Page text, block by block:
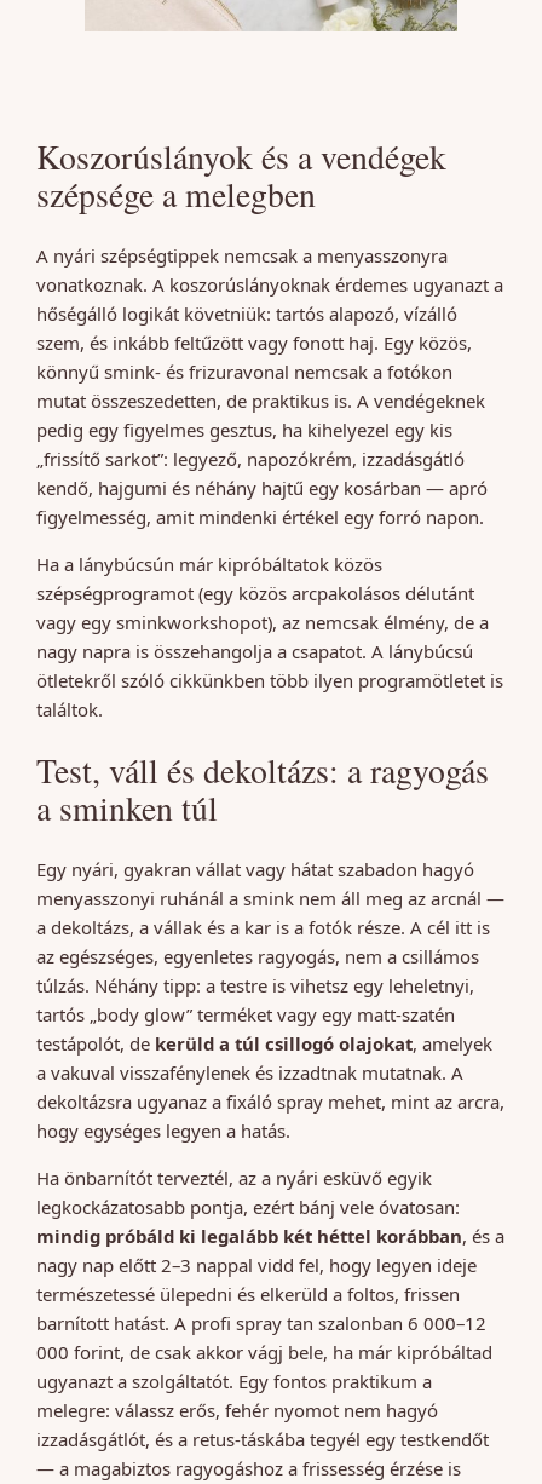
Koszorúslányok és a vendégek
szépsége a melegben
A nyári szépségtippek nemcsak a menyasszonyra
vonatkoznak. A koszorúslányoknak érdemes ugyanazt a
hőségálló logikát követniük: tartós alapozó, vízálló
szem, és inkább feltűzött vagy fonott haj. Egy közös,
könnyű smink- és frizuravonal nemcsak a fotókon
mutat összeszedetten, de praktikus is. A vendégeknek
pedig egy figyelmes gesztus, ha kihelyezel egy kis
„frissítő sarkot”: legyező, napozókrém, izzadásgátló
kendő, hajgumi és néhány hajtű egy kosárban — apró
figyelmesség, amit mindenki értékel egy forró napon.
Ha a lánybúcsún már kipróbáltatok közös
szépségprogramot (egy közös arcpakolásos délutánt
vagy egy sminkworkshopot), az nemcsak élmény, de a
nagy napra is összehangolja a csapatot. A lánybúcsú
ötletekről szóló cikkünkben több ilyen programötletet is
találtok.
Test, váll és dekoltázs: a ragyogás
a sminken túl
Egy nyári, gyakran vállat vagy hátat szabadon hagyó
menyasszonyi ruhánál a smink nem áll meg az arcnál —
a dekoltázs, a vállak és a kar is a fotók része. A cél itt is
az egészséges, egyenletes ragyogás, nem a csillámos
túlzás. Néhány tipp: a testre is vihetsz egy leheletnyi,
tartós „body glow” terméket vagy egy matt-szatén
testápolót, de kerüld a túl csillogó olajokat, amelyek
a vakuval visszafénylenek és izzadtnak mutatnak. A
dekoltázsra ugyanaz a fixáló spray mehet, mint az arcra,
hogy egységes legyen a hatás.
Ha önbarnítót terveztél, az a nyári esküvő egyik
legkockázatosabb pontja, ezért bánj vele óvatosan:
mindig próbáld ki legalább két héttel korábban, és a
nagy nap előtt 2–3 nappal vidd fel, hogy legyen ideje
természetessé ülepedni és elkerüld a foltos, frissen
barnított hatást. A profi spray tan szalonban 6 000–12
000 forint, de csak akkor vágj bele, ha már kipróbáltad
ugyanazt a szolgáltatót. Egy fontos praktikum a
melegre: válassz erős, fehér nyomot nem hagyó
izzadásgátlót, és a retus-táskába tegyél egy testkendőt
— a magabiztos ragyogáshoz a frissesség érzése is